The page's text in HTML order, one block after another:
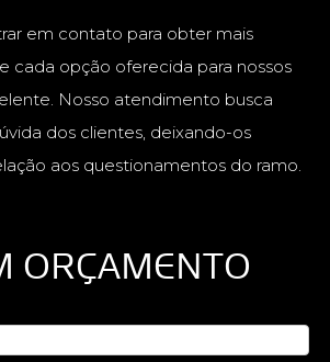
em contato para obter mais
cada opção oferecida para nossos
Nosso atendimento busca
dos clientes, deixando-os
aos questionamentos do ramo.
ORÇAMENTO